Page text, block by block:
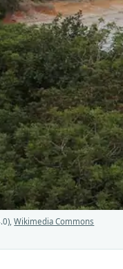
Wikimedia Commons